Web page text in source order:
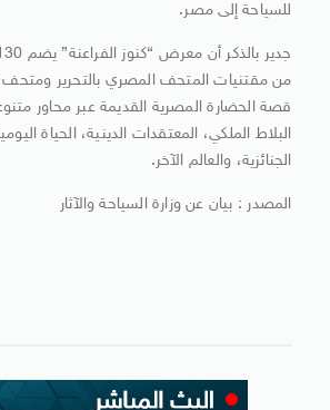
للسياحة إلى مصر.
من مقتنيات المتحف المصري بالتحرير ومتحف
قصة الحضارة المصرية القديمة عبر محاور
البلاط الملكي، المعتقدات الدينية، الحياة
الجنائزية، والعالم الآخر.
المصدر : بيان عن وزارة السياحة والآثار